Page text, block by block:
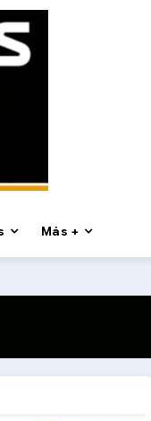
Más +